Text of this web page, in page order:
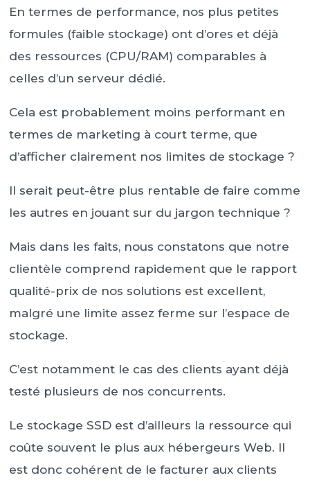
En termes de performance, nos plus petites
formules (faible stockage) ont d’ores et déjà
des ressources (CPU/RAM) comparables à
celles d’un serveur dédié.
Cela est probablement moins performant en
termes de marketing à court terme, que
d’afficher clairement nos limites de stockage ?
Il serait peut-être plus rentable de faire comme
les autres en jouant sur du jargon technique ?
Mais dans les faits, nous constatons que notre
clientèle comprend rapidement que le rapport
qualité-prix de nos solutions est excellent,
malgré une limite assez ferme sur l’espace de
stockage.
C’est notamment le cas des clients ayant déjà
testé plusieurs de nos concurrents.
Le stockage SSD est d’ailleurs la ressource qui
coûte souvent le plus aux hébergeurs Web. Il
est donc cohérent de le facturer aux clients